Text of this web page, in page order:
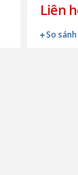
Liên
So sánh